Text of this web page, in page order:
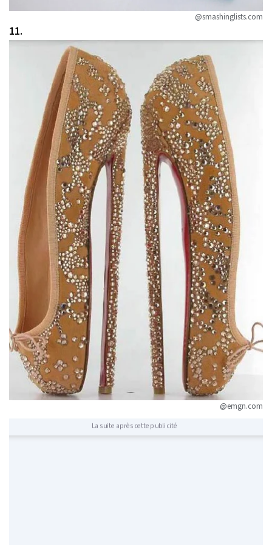
@smashinglists.com
11.
@emgn.com
La suite après cette publicité